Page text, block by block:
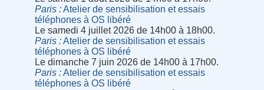
Paris
Atelier de sensibilisation et essais
téléphones à OS libéré
Le samedi 4 juillet 2026 de 14h00 à 18h00.
Paris
Atelier de sensibilisation et essais
téléphones à OS libéré
Le dimanche 7 juin 2026 de 14h00 à 17h00.
Paris
Atelier de sensibilisation et essais
téléphones à OS libéré